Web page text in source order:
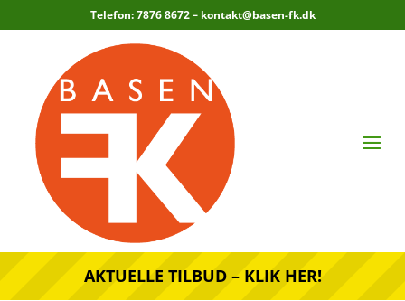
Telefon: 7876 8672 – kontakt@basen-fk.dk
AKTUELLE TILBUD – KLIK HER!